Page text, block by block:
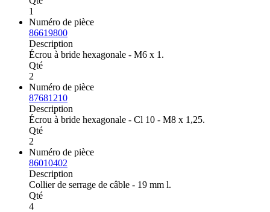
1
Numéro de pièce
86619800
Description
Écrou à bride hexagonale - M6 x 1.
Qté
2
Numéro de pièce
87681210
Description
Écrou à bride hexagonale - Cl 10 - M8 x 1,25.
Qté
2
Numéro de pièce
86010402
Description
Collier de serrage de câble - 19 mm l.
Qté
4